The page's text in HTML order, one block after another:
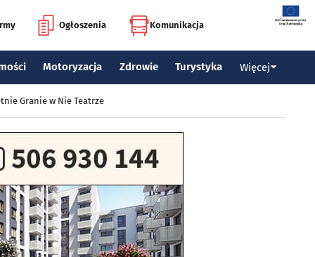
Ogłoszenia Komunikacja
Motoryzacja Zdrowie Turystyka Więcej
Granie w Nie Teatrze